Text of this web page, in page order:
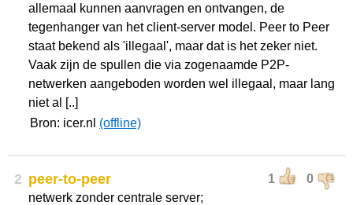
allemaal kunnen aanvragen en ontvangen, de
tegenhanger van het client-server model. Peer to Peer
staat bekend als 'illegaal', maar dat is het zeker niet.
Vaak zijn de spullen die via zogenaamde P2P-
netwerken aangeboden worden wel illegaal, maar lang
niet al [..]
Bron: icer.nl (offline)
2 1 0
peer-to-peer
netwerk zonder centrale server;